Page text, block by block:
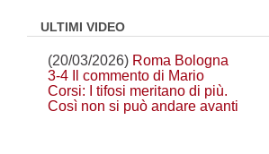
ULTIMI VIDEO
(20/03/2026) Roma Bologna
3-4 Il commento di Mario
Corsi: I tifosi meritano di più.
Così non si può andare avanti